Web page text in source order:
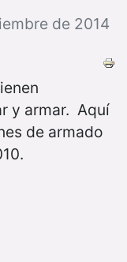
de 2014
y armar. Aquí
de armado